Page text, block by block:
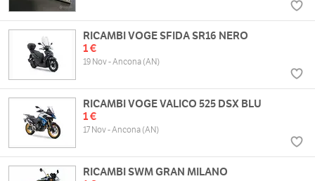
RICAMBI VOGE SFIDA SR16 NERO
1 €
19 Nov - Ancona (AN)
RICAMBI VOGE VALICO 525 DSX BLU
1 €
17 Nov - Ancona (AN)
RICAMBI SWM GRAN MILANO